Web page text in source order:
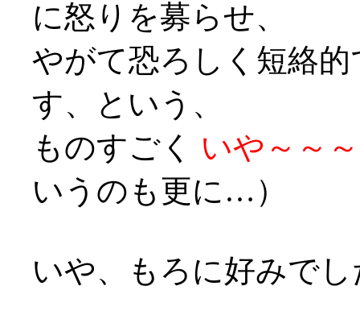
に怒りを募らせ、
やがて恐ろしく短絡
す、という、
ものすごく いや～～
いうのも更に…）
いや、もろに好みで